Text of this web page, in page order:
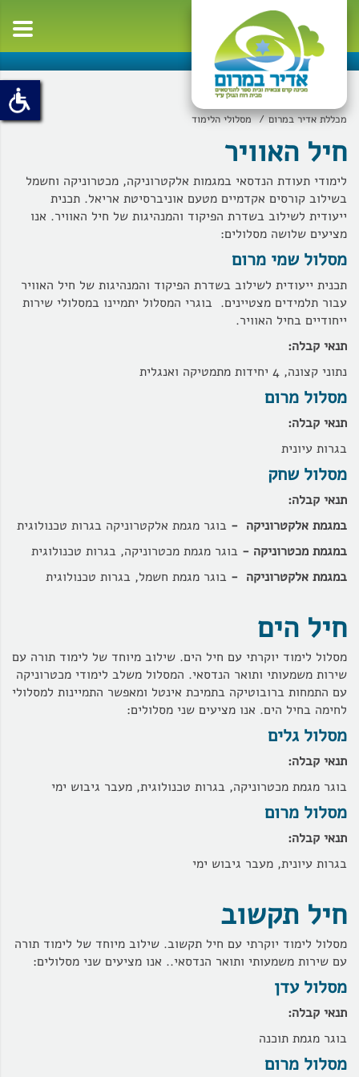
מכללת אדיר במרום מסלולי הלימוד
חיל האוויר
לימודי תעודת הנדסאי במגמות אלקטרוניקה, מכטרוניקה וחשמל
בשילוב קורסים אקדמיים מטעם אוניברסיטת אריאל. תכנית
ייעודית לשילוב בשדרת הפיקוד והמנהיגות של חיל האוויר. אנו
מציעים שלושה מסלולים:
מסלול שמי מרום
תכנית ייעודית לשילוב בשדרת הפיקוד והמנהיגות של חיל האוויר
עבור תלמידים מצטיינים. בוגרי המסלול יתמיינו במסלולי שירות
ייחודיים בחיל האוויר.
תנאי קבלה:
נתוני קצונה, 4 יחידות מתמטיקה ואנגלית
מסלול מרום
תנאי קבלה:
בגרות עיונית
מסלול שחק
תנאי קבלה:
במגמת אלקטרוניקה - בוגר מגמת אלקטרוניקה בגרות טכנולוגית
במגמת מכטרוניקה - בוגר מגמת מכטרוניקה, בגרות טכנולוגית
במגמת אלקטרוניקה - בוגר מגמת חשמל, בגרות טכנולוגית
חיל הים
מסלול לימוד יוקרתי עם חיל הים. שילוב מיוחד של לימוד תורה עם
שירות משמעותי ותואר הנדסאי. המסלול משלב לימודי מכטרוניקה
עם התמחות ברובוטיקה בתמיכת אינטל ומאפשר התמיינות למסלולי
לחימה בחיל הים. אנו מציעים שני מסלולים:
מסלול גלים
תנאי קבלה:
בוגר מגמת מכטרוניקה, בגרות טכנולוגית, מעבר גיבוש ימי
מסלול מרום
תנאי קבלה:
בגרות עיונית, מעבר גיבוש ימי
חיל תקשוב
מסלול לימוד יוקרתי עם חיל תקשוב. שילוב מיוחד של לימוד תורה
עם שירות משמעותי ותואר הנדסאי.. אנו מציעים שני מסלולים:
מסלול עדן
תנאי קבלה:
בוגר מגמת תוכנה
מסלול מרום